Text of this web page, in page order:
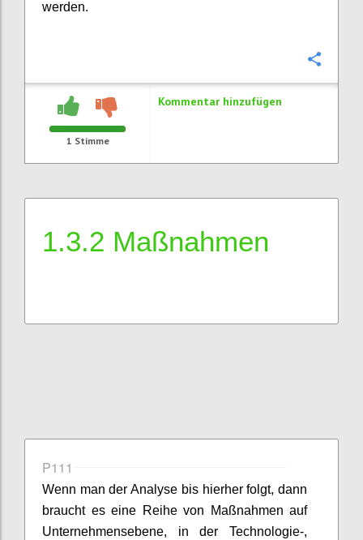
werden.
1 Stimme
Kommentar hinzufügen
1.3.2 Maßnahmen
P111
Wenn man der Analyse bis hierher folgt, dann
braucht es eine Reihe von Maßnahmen auf
Unternehmensebene, in der Technologie-,